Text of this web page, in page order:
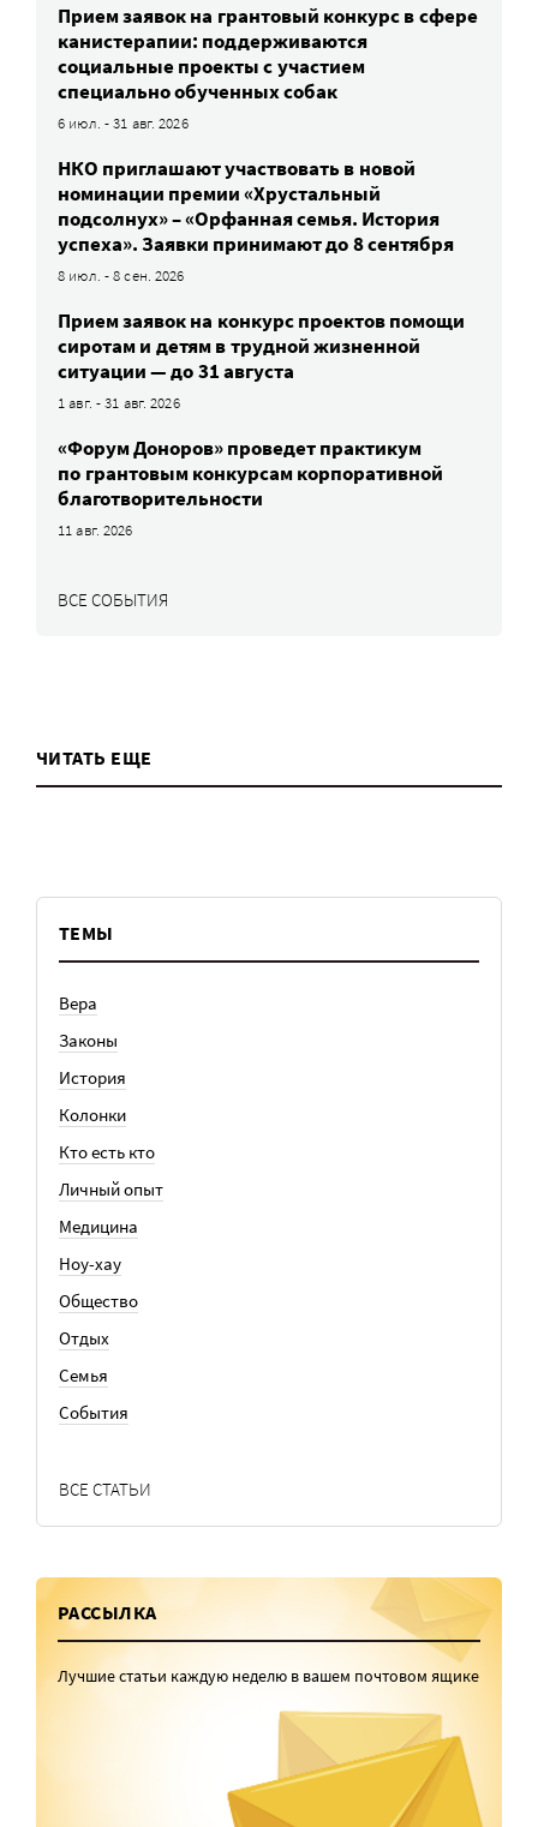
Прием заявок на грантовый конкурс в сфере
канистерапии: поддерживаются
социальные проекты с участием
специально обученных собак
6 июл. - 31 авг. 2026
НКО приглашают участвовать в новой
номинации премии «Хрустальный
подсолнух» – «Орфанная семья. История
успеха». Заявки принимают до 8 сентября
8 июл. - 8 сен. 2026
Прием заявок на конкурс проектов помощи
сиротам и детям в трудной жизненной
ситуации — до 31 августа
1 авг. - 31 авг. 2026
«Форум Доноров» проведет практикум
по грантовым конкурсам корпоративной
благотворительности
11 авг. 2026
ВСЕ СОБЫТИЯ
ЧИТАТЬ ЕЩЕ
ТЕМЫ
Вера
Законы
История
Колонки
Кто есть кто
Личный опыт
Медицина
Ноу-хау
Общество
Отдых
Семья
События
ВСЕ СТАТЬИ
РАССЫЛКА
Лучшие статьи каждую неделю в вашем почтовом ящике